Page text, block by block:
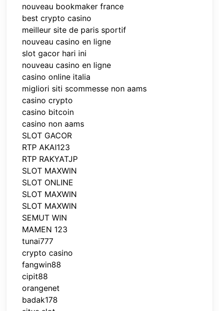
nouveau bookmaker france
best crypto casino
meilleur site de paris sportif
nouveau casino en ligne
slot gacor hari ini
nouveau casino en ligne
casino online italia
migliori siti scommesse non aams
casino crypto
casino bitcoin
casino non aams
SLOT GACOR
RTP AKAI123
RTP RAKYATJP
SLOT MAXWIN
SLOT ONLINE
SLOT MAXWIN
SLOT MAXWIN
SEMUT WIN
MAMEN 123
tunai777
crypto casino
fangwin88
cipit88
orangenet
badak178